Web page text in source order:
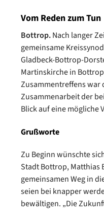
Vom Reden zum Tun
Bottrop.Nach langer
gemeinsame
Gladbeck-Bottrop-
Martinskirche in
Zusammentreffens war
Zusammenarbeit der
Blick auf eine mögliche
Grußworte
Zu Beginn wünschte
Stadt Bottrop, Matthias
gemeinsamen Weg in
seien bei knapper
bewältigen. „Die